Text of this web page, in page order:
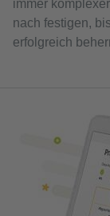
immer
nach festigen,
erfolgreich